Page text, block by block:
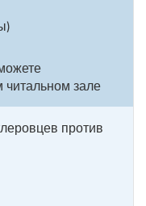
читальном зале
против